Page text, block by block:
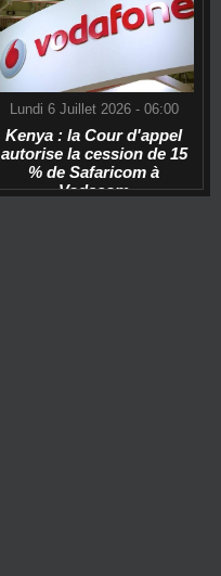
Lundi 6 Juillet 2026 - 06:00
Kenya : la Cour d'appel
autorise la cession de 15
% de Safaricom à
Vodacom